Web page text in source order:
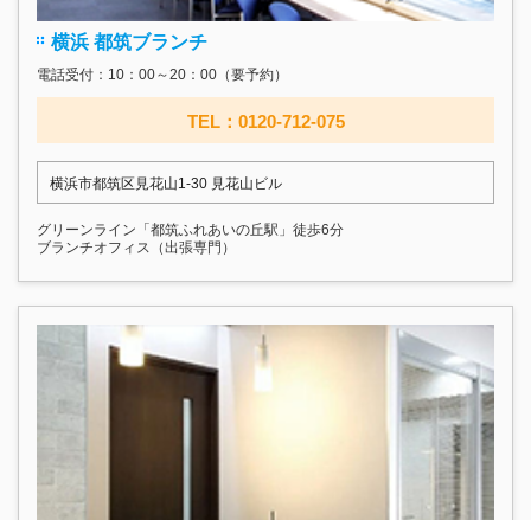
横浜 都筑ブランチ
電話受付：10：00～20：00（要予約）
TEL：0120-712-075
横浜市都筑区見花山1-30 見花山ビル
グリーンライン「都筑ふれあいの丘駅」徒歩6分
ブランチオフィス（出張専門）